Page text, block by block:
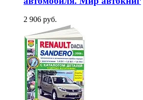
2 906 руб.